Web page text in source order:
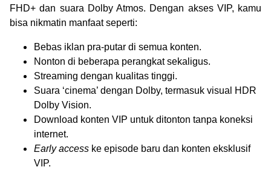
FHD+ dan suara Dolby Atmos. Dengan akses VIP, kamu
bisa nikmatin manfaat seperti:
Bebas iklan pra-putar di semua konten.
Nonton di beberapa perangkat sekaligus.
Streaming dengan kualitas tinggi.
Suara ‘cinema’ dengan Dolby, termasuk visual HDR
Dolby Vision.
Download konten VIP untuk ditonton tanpa koneksi
internet.
Early access ke episode baru dan konten eksklusif
VIP.